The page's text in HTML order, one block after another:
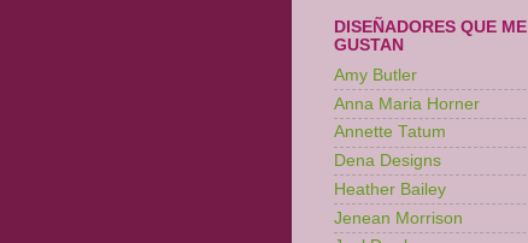
DISEÑADORES QUE ME
GUSTAN
Amy Butler
Anna Maria Horner
Annette Tatum
Dena Designs
Heather Bailey
Jenean Morrison